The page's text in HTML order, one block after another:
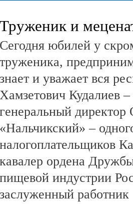
Труженик и
Сегодня юбилей у
труженика,
знает и уважает вся
Хамзетович Кудалиев
генеральный
«Нальчикский» –
налогоплательщиков
кавалер ордена
пищевой индустрии
заслуженный работник